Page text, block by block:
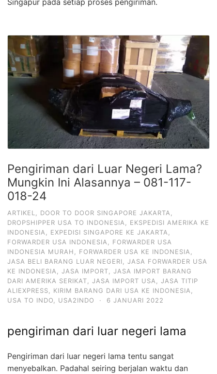
Pengiriman dari Luar Negeri Lama?
Mungkin Ini Alasannya – 081-117-
018-24
ARTIKEL, DOOR TO DOOR SINGAPORE JAKARTA,
DROPSHIPPER USA TO INDONESIA, EKSPEDISI AMERIKA KE
INDONESIA, EXPEDISI SINGAPORE KE JAKARTA,
FORWARDER USA INDONESIA, FORWARDER USA
INDONESIA MURAH, FORWARDER USA KE INDONESIA,
JASA BELI BARANG LUAR NEGERI, JASA FORWARDER USA
KE INDONESIA, JASA IMPORT, JASA IMPORT BARANG
DARI AMERIKA SERIKAT, JASA IMPORT USA, JASA TITIP
ALIEXPRESS, KIRIM BARANG DARI USA KE INDONESIA,
USA TO INDO, USA2INDO · 6 JANUARI 2022
pengiriman dari luar negeri lama
Pengiriman dari luar negeri lama tentu sangat
menyebalkan. Padahal seiring berjalan waktu dan